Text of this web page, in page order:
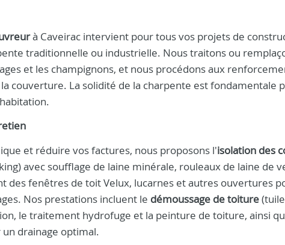
à Caveirac intervient pour tous vos projets de
traditionnelle ou industrielle. Nous traitons ou
et les champignons, et nous procédons aux
couverture. La solidité de la charpente est fondamentale
et réduire vos factures, nous proposons l'isolation des
avec soufflage de laine minérale, rouleaux de laine de
des fenêtres de toit Velux, lucarnes et autres ouvertures
Nos prestations incluent le démoussage de toiture
le traitement hydrofuge et la peinture de toiture, ainsi
drainage optimal.